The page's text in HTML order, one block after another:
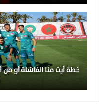
خطة أيت منا الفاشلة أو